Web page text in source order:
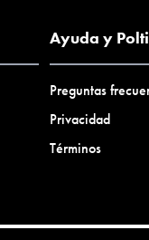
Ayuda y
Preguntas
Privacidad
Términos